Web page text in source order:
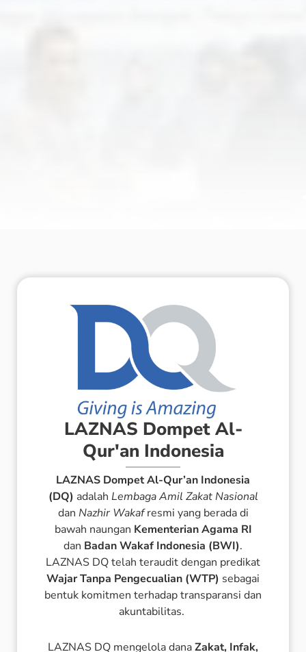
LAZNAS Dompet Al-
Qur'an Indonesia
LAZNAS Dompet Al-Qur’an Indonesia
(DQ) adalah Lembaga Amil Zakat Nasional
dan Nazhir Wakafresmi yang berada di
bawah naungan Kementerian Agama RI
dan Badan Wakaf Indonesia (BWI).
LAZNAS DQ telah teraudit dengan predikat
Wajar Tanpa Pengecualian (WTP) sebagai
bentuk komitmen terhadap transparansi dan
akuntabilitas.
LAZNAS DQ mengelola danaZakat, Infak,